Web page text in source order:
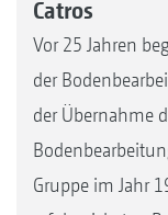
Catros
Vor 25 Jahren
der
der Übernahme
Gruppe im Jahr